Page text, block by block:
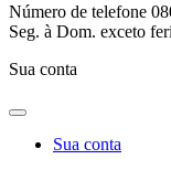
Número de telefone
Seg. à Dom. exceto
Sua conta
Sua conta